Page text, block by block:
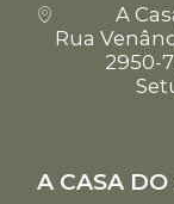
A
Rua
2950-
A CASA